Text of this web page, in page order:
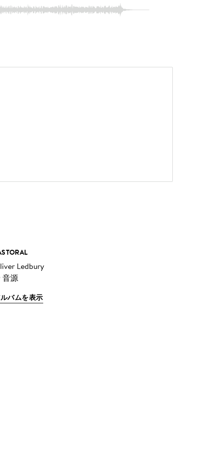
Ledbury
音源
バムを表示